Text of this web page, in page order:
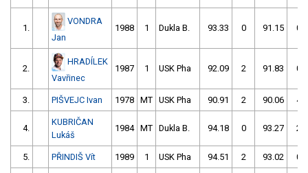
1.
VONDRA
Jan
1988 1 Dukla B. 93.33 0 91.15 0
2.
HRADÍLEK
Vavřinec
1987 1 USK Pha 92.09 2 91.83 0
3. PIŠVEJC Ivan 1978 MT USK Pha 90.91 2 90.06 4
4.
KUBRIČAN
Lukáš
1984 MT Dukla B. 94.18 0 93.27 2
5. PŘINDIŠ Vít 1989 1 USK Pha 94.51 2 93.02 0